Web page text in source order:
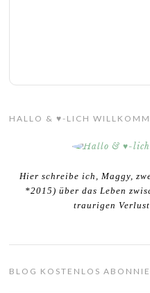
HALLO & ♥-LICH
Hier schreibe ich, Maggy,
*2015) über das Leben
traurigen Verlust
BLOG KOSTENLOS